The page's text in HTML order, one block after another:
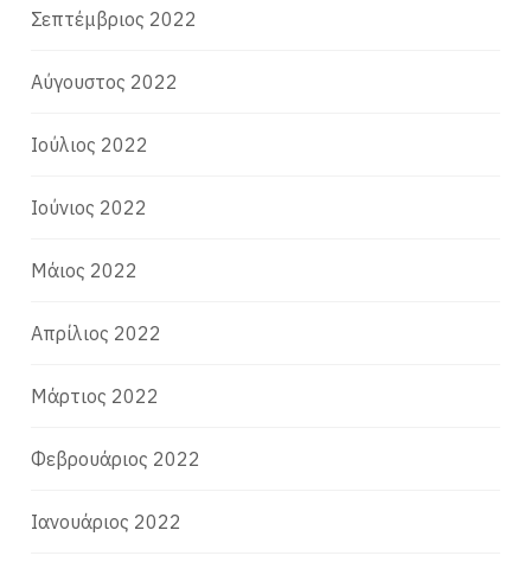
Σεπτέμβριος 2022
Αύγουστος 2022
Ιούλιος 2022
Ιούνιος 2022
Μάιος 2022
Απρίλιος 2022
Μάρτιος 2022
Φεβρουάριος 2022
Ιανουάριος 2022